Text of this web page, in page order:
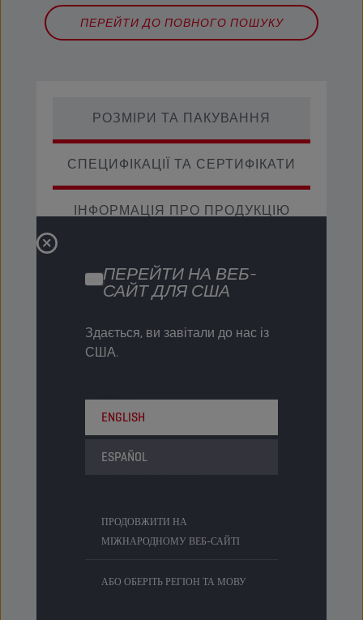
ПЕРЕЙТИ НА ВЕБ-
САЙТ ДЛЯ США
Здається, ви завітали до нас із
США.
ENGLISH
ESPAÑOL
ПРОДОВЖИТИ НА
МІЖНАРОДНОМУ ВЕБ-САЙТІ
АБО ОБЕРІТЬ РЕГІОН ТА МОВУ
ПЕРЕЙТИ ДО ПОВНОГО ПОШУКУ
РОЗМІРИ ТА ПАКУВАННЯ
СПЕЦИФІКАЦІЇ ТА СЕРТИФІКАТИ
ІНФОРМАЦІЯ ПРО ПРОДУКЦІЮ
Пляшка
Код продукту
5413048243721
ЗВИЧАЙНИЙ
4 LT